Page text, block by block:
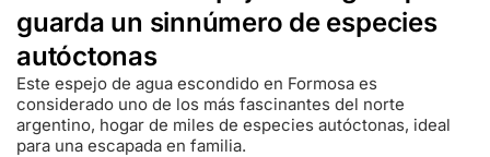
guarda un sinnúmero de especies
autóctonas
Este espejo de agua escondido en Formosa es
considerado uno de los más fascinantes del norte
argentino, hogar de miles de especies autóctonas, ideal
para una escapada en familia.